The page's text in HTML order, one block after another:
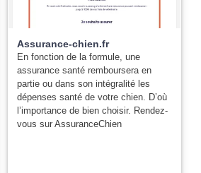
Assurance-chien.fr
En fonction de la formule, une
assurance santé remboursera en
partie ou dans son intégralité les
dépenses santé de votre chien. D’où
l’importance de bien choisir. Rendez-
vous sur AssuranceChien